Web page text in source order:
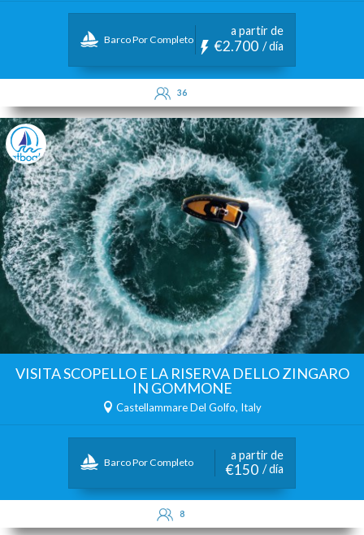
Barco Por Completo
a partir de
€2.700 / día
36
VISITA SCOPELLO E LA RISERVA DELLO ZINGARO
IN GOMMONE
Castellammare Del Golfo, Italy
Barco Por Completo
a partir de
€150 / día
8